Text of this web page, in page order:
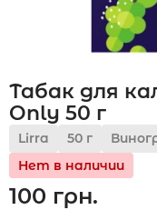
Укр
Табак для
Only 50 г
Lirra 50 г
Нет в наличии
100 грн.